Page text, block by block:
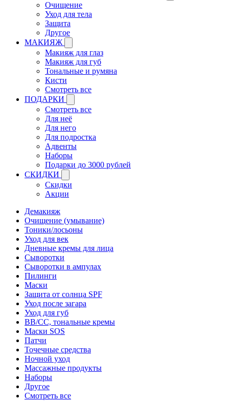
Очищение
Уход для тела
Защита
Другое
МАКИЯЖ
Макияж для глаз
Макияж для губ
Тональные и румяна
Кисти
Смотреть все
ПОДАРКИ
Смотреть все
Для неё
Для него
Для подростка
Адвенты
Наборы
Подарки до 3000 рублей
СКИДКИ
Скидки
Акции
Демакияж
Очищение (умывание)
Тоники/лосьоны
Уход для век
Дневные кремы для лица
Сыворотки
Сыворотки в ампулах
Пилинги
Маски
Защита от солнца SPF
Уход после загара
Уход для губ
BB/CC, тональные кремы
Маски SOS
Патчи
Точечные средства
Ночной уход
Массажные продукты
Наборы
Другое
Смотреть все